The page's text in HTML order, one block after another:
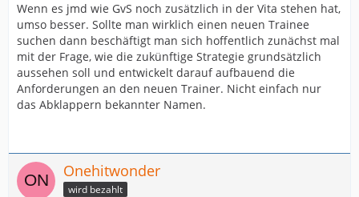
Wenn es jmd wie GvS noch zusätzlich in der Vita stehen hat,
umso besser. Sollte man wirklich einen neuen Trainee
suchen dann beschäftigt man sich hoffentlich zunächst mal
mit der Frage, wie die zukünftige Strategie grundsätzlich
aussehen soll und entwickelt darauf aufbauend die
Anforderungen an den neuen Trainer. Nicht einfach nur
das Abklappern bekannter Namen.
Onehitwonder
wird bezahlt